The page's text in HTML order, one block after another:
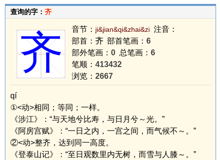
查询的字：齐
齐 音节： ji&jian&qi&zhai&zi 注音：
部首： 齐 部首笔画： 6
部外笔画： 0 总笔画： 6
笔顺： 413432
浏览： 2667
qí
①<动>相同；等同；一样。
《涉江》：“与天地兮比寿，与日月兮～光。”
《阿房宫赋》：“一日之内，一宫之间，而气候不～。”
②<动>整齐，达到同一高度。
《登泰山记》：“至日观数里内无树，而雪与人膝～。”